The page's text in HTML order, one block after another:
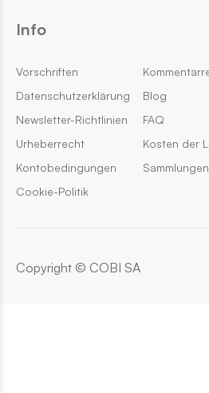
Info
Vorschriften
Datenschutzerklärung
Newsletter-Richtlinien
Urheberrecht
Kontobedingungen
Cookie-Politik
Blog
FAQ
Kosten der
Sammlungen
Copyright © COBI SA